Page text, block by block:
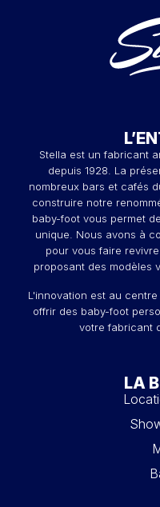
Stella est un fabricant
depuis 1928. La
nombreux bars et cafés
construire notre
baby-foot vous permet
unique. Nous avons à
pour vous faire
proposant des modèles
L'innovation est au
offrir des baby-foot
votre fabricant
LA